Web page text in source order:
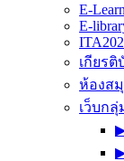
E-
E-
เกียร
ห้องส
เว็บกลุ่